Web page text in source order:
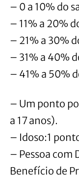
– 0 a 10% do
– 11% a 20%
– 21% a 30%
– 31% a 40%
– 41% a 50%
– Um ponto
a 17 anos).
– Idoso:1
– Pessoa com
Benefício de